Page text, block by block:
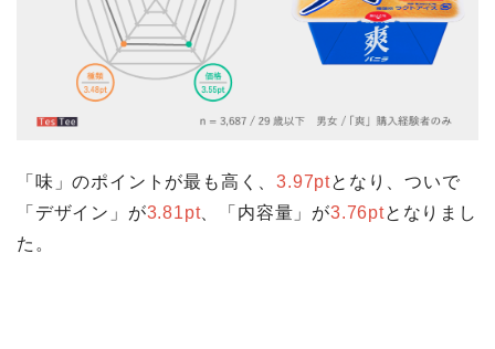
「味」のポイントが最も高く、3.97ptとなり、ついで
「デザイン」が3.81pt、「内容量」が3.76ptとなりまし
た。